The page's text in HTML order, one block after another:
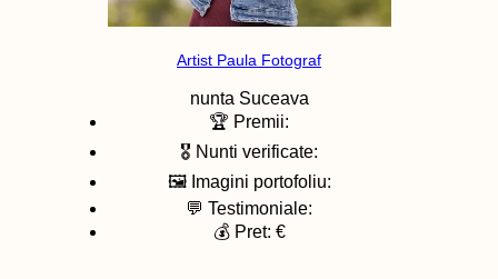
Artist Paula Fotograf
nunta Suceava
🏆 Premii:
🎖️ Nunti verificate:
🖼️ Imagini portofoliu:
💬 Testimoniale:
💰 Pret: €